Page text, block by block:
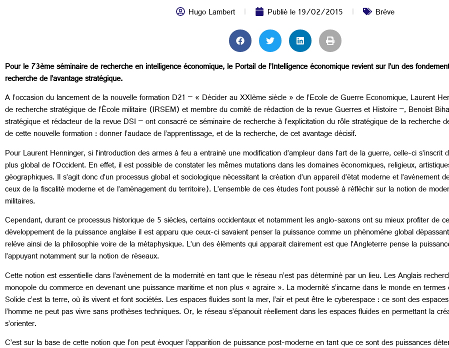
Hugo Lambert Publié le19/02/2015 Brève
Pour le 73ème séminaire de recherche en intelligence économique, le Portail de l’Intelligence économique revient sur l’un des
recherche de l’avantage stratégique.
A l’occasion du lancement de la nouvelle formation D21 – « Décider au XXIème siècle » de l’Ecole de Guerre Economique, Laurent
de recherche stratégique de l’École militaire (IRSEM) et membre du comité de rédaction de la revue Guerres et Histoire –, Benoist
stratégique et rédacteur de la revue DSI – ont consacré ce séminaire de recherche à l’explicitation du rôle stratégique de la recherche
de cette nouvelle formation : donner l’audace de l’apprentissage, et de la recherche, de cet avantage décisif.
Pour Laurent Henninger, si l’introduction des armes à feu a entrainé une modification d’ampleur dans l’art de la guerre, celle-ci s’inscrit
plus global de l’Occident. En effet, il est possible de constater les mêmes mutations dans les domaines économiques, religieux,
géographiques. Il s’agit donc d’un processus global et sociologique nécessitant la création d’un appareil d’état moderne et l’avènement
ceux de la fiscalité moderne et de l’aménagement du territoire). L’ensemble de ces études l’ont poussé à réfléchir sur la notion de
militaires.
Cependant, durant ce processus historique de 5 siècles, certains occidentaux et notamment les anglo-saxons ont su mieux profiter de
développement de la puissance anglaise il est apparu que ceux-ci savaient penser la puissance comme un phénomène global
relève ainsi de la philosophie voire de la métaphysique. L’un des éléments qui apparait clairement est que l’Angleterre pense la
l’appuyant notamment sur la notion de réseaux.
Cette notion est essentielle dans l’avènement de la modernité en tant que le réseau n’est pas déterminé par un lieu. Les Anglais
monopole du commerce en devenant une puissance maritime et non plus « agraire ». La modernité s’incarne dans le monde en
Solide c’est la terre, où ils vivent et font sociétés. Les espaces fluides sont la mer, l’air et peut être le cyberespace : ce sont des
l’homme ne peut pas vivre sans prothèses techniques. Or, le réseau s’épanouit réellement dans les espaces fluides en permettant la
s’orienter.
C’est sur la base de cette notion que l’on peut évoquer l’apparition de puissance post-moderne en tant que ce sont des puissances